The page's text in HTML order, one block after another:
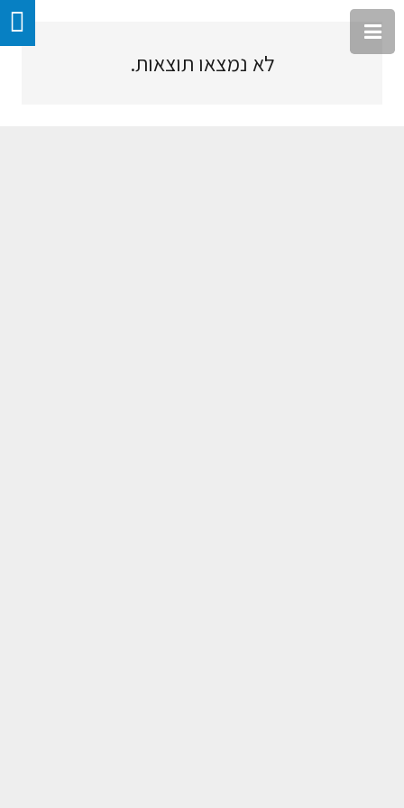
לא נמצאו תוצאות.